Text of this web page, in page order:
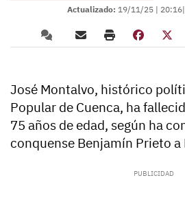
Actualizado: 19/11/25 | 20:16
José Montalvo, histórico
Popular de Cuenca, ha
75 años de edad, según ha
conquense Benjamín Prieto a